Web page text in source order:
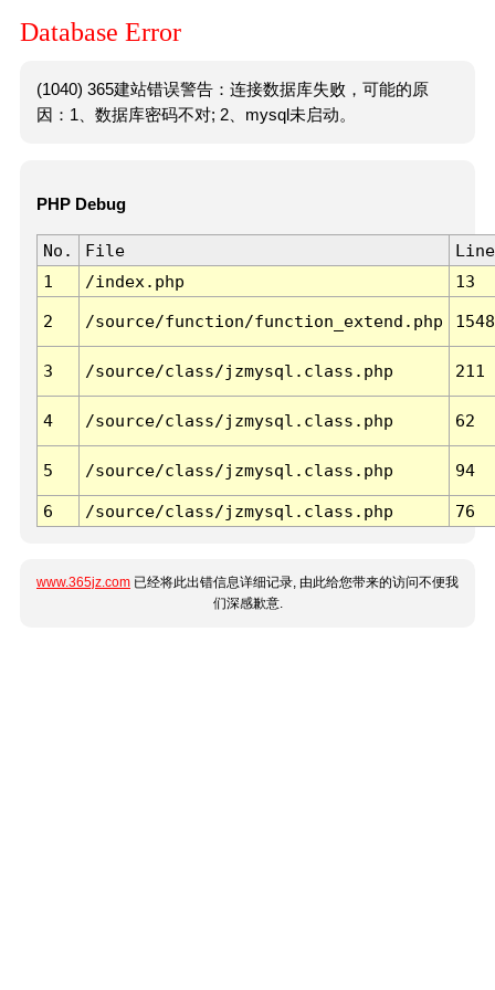
Database Error
(1040) 365建站错误警告：连接数据库失败，可能的原
因：1、数据库密码不对; 2、mysql未启动。
PHP Debug
No. File
Line
1
/index.php 13
2 /source/function/function_extend.php 1548
3 /source/class/jzmysql.class.php 211
4 /source/class/jzmysql.class.php 62
5 /source/class/jzmysql.class.php 94
6 /source/class/jzmysql.class.php 76
www.365jz.com 已经将此出错信息详细记录, 由此给您带来的访问不便我
们深感歉意.